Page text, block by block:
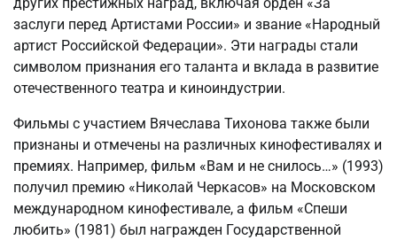
заслуги перед Артистами России» и звание «Народный
артист Российской Федерации». Эти награды стали
символом признания его таланта и вклада в развитие
отечественного театра и киноиндустрии.
Фильмы с участием Вячеслава Тихонова также были
признаны и отмечены на различных кинофестивалях и
премиях. Например, фильм «Вам и не снилось…» (1993)
получил премию «Николай Черкасов» на Московском
международном кинофестивале, а фильм «Спеши
любить» (1981) был награжден Государственной